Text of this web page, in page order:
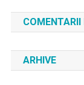
COMENTARII
ARHIVE